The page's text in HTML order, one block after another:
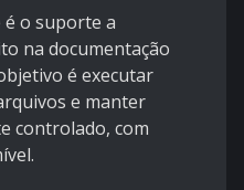
o suporte a
na documentação
é executar
e manter
controlado, com